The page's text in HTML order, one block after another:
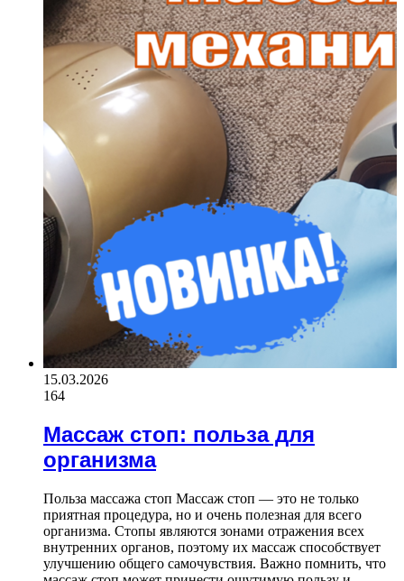
15.03.2026
164
Массаж стоп: польза для
организма
Польза массажа стоп Массаж стоп — это не только
приятная процедура, но и очень полезная для всего
организма. Стопы являются зонами отражения всех
внутренних органов, поэтому их массаж способствует
улучшению общего самочувствия. Важно помнить, что